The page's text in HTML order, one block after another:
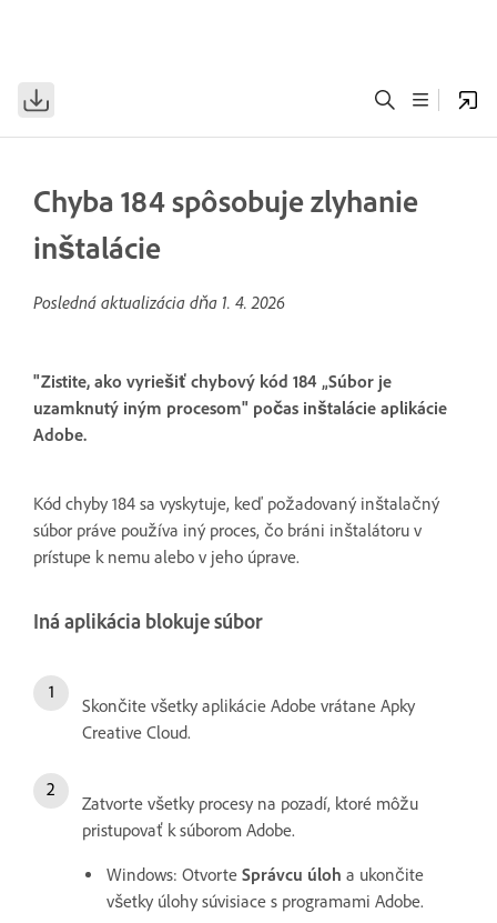
Chyba 184 spôsobuje zlyhanie
inštalácie
Posledná aktualizácia dňa 1. 4. 2026
"Zistite, ako vyriešiť chybový kód 184 „Súbor je
uzamknutý iným procesom" počas inštalácie aplikácie
Adobe.
Kód chyby 184 sa vyskytuje, keď požadovaný inštalačný
súbor práve používa iný proces, čo bráni inštalátoru v
prístupe k nemu alebo v jeho úprave.
Iná aplikácia blokuje súbor
Skončite všetky aplikácie Adobe vrátane Apky
Creative Cloud.
Zatvorte všetky procesy na pozadí, ktoré môžu
pristupovať k súborom Adobe.
Windows: Otvorte Správcu úloh a ukončite
všetky úlohy súvisiace s programami Adobe.